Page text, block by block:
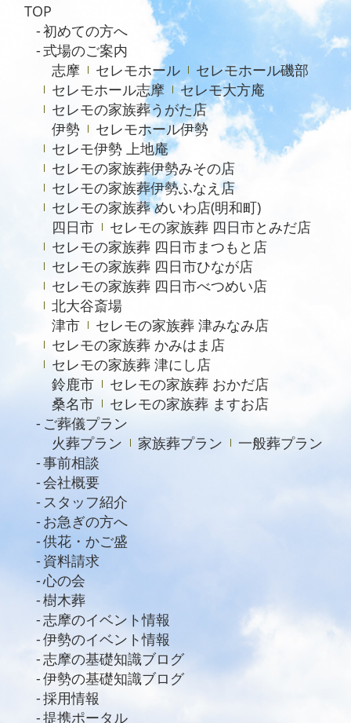
2024年5月
2023年7月
2021年4月
2020年6月
TOP
初めての方へ
式場のご案内
志摩
セレモホール
セレモホール磯部
セレモホール志摩
セレモ大方庵
セレモの家族葬うがた店
伊勢
セレモホール伊勢
セレモ伊勢 上地庵
セレモの家族葬伊勢みその店
セレモの家族葬伊勢ふなえ店
セレモの家族葬 めいわ店(明和町)
四日市
セレモの家族葬 四日市とみだ店
セレモの家族葬 四日市まつもと店
セレモの家族葬 四日市ひなが店
セレモの家族葬 四日市べつめい店
北大谷斎場
津市
セレモの家族葬 津みなみ店
セレモの家族葬 かみはま店
セレモの家族葬 津にし店
鈴鹿市
セレモの家族葬 おかだ店
桑名市
セレモの家族葬 ますお店
ご葬儀プラン
火葬プラン
家族葬プラン
一般葬プラン
事前相談
会社概要
スタッフ紹介
お急ぎの方へ
供花・かご盛
資料請求
心の会
樹木葬
志摩のイベント情報
伊勢のイベント情報
志摩の基礎知識ブログ
伊勢の基礎知識ブログ
採用情報
提携ポータル